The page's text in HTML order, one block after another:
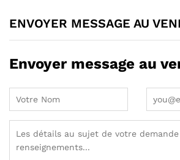
ENVOYER MESSAGE AU
Envoyer message au